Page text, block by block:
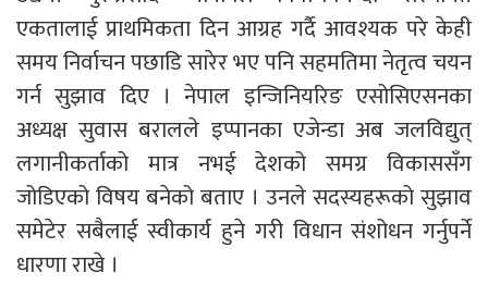
एकतालाई प्राथमिकता दिन आग्रह गर्दै आवश्यक परे केही
समय निर्वाचन पछाडि सारेर भए पनि सहमतिमा नेतृत्व चयन
गर्न सुझाव दिए । नेपाल इन्जिनियरिङ एसोसिएसनका
अध्यक्ष सुवास बरालले इप्पानका एजेन्डा अब जलविद्युत्
लगानीकर्ताको मात्र नभई देशको समग्र विकाससँग
जोडिएको विषय बनेको बताए । उनले सदस्यहरूको सुझाव
समेटेर सबैलाई स्वीकार्य हुने गरी विधान संशोधन गर्नुपर्ने
धारणा राखे ।